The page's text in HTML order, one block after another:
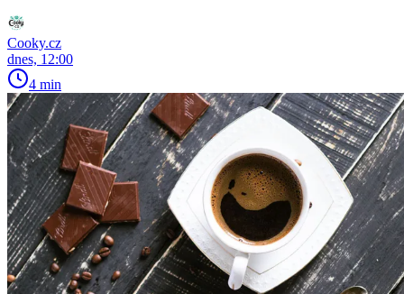
Cooky.cz
dnes, 12:00
4 min